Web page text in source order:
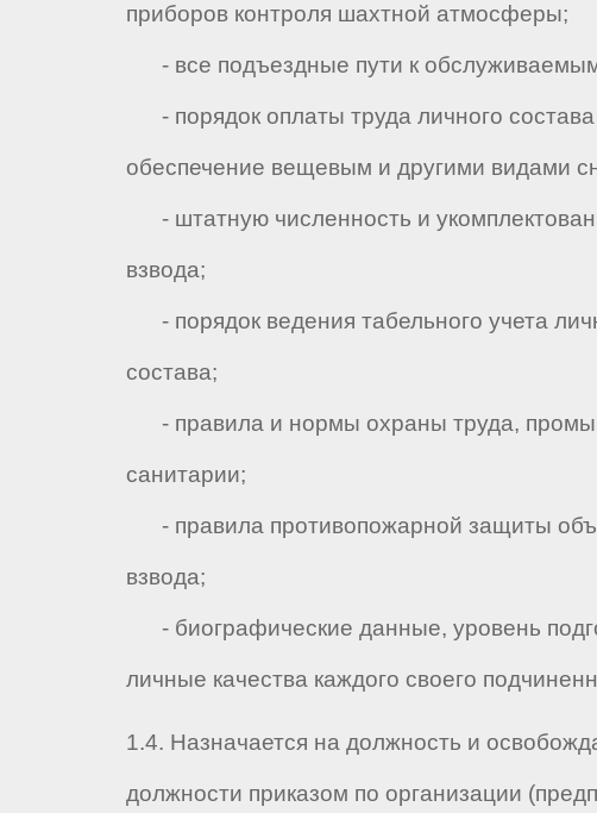
приборов контроля шахтной атмосферы;
- все подъездные пути к
- порядок оплаты труда личного состава
обеспечение вещевым и другими видами
- штатную численность и
взвода;
- порядок ведения табельного учета
состава;
- правила и нормы охраны труда,
санитарии;
- правила противопожарной защиты
взвода;
- биографические данные, уровень
личные качества каждого своего
1.4. Назначается на должность и
должности приказом по организации